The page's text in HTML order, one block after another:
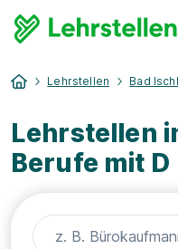
Lehrstellen Bad Ischl
Lehrstellen
Berufe mit D